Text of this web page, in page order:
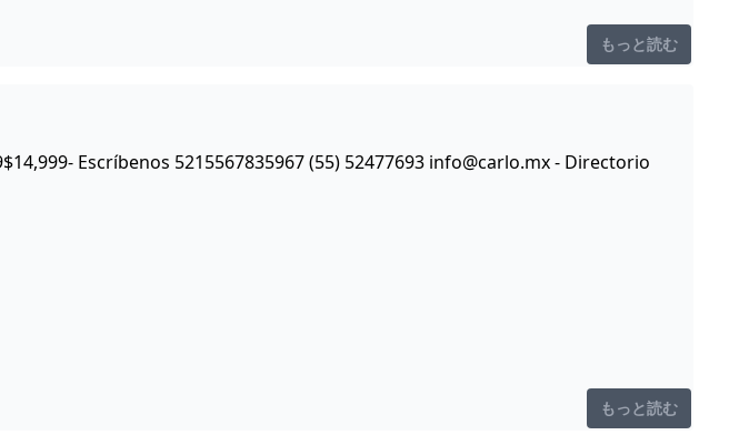
もっと読む
Escríbenos 5215567835967 (55) 52477693 info@carlo.mx- Directorio
もっと読む